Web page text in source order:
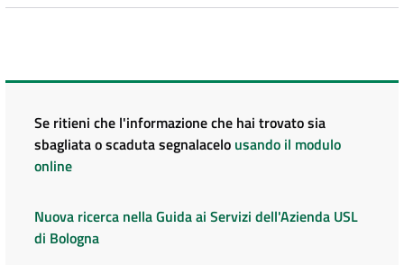
Se ritieni che l'informazione che hai trovato sia
sbagliata o scaduta segnalacelo usando il modulo
online
Nuova ricerca nella Guida ai Servizi dell'Azienda USL
di Bologna